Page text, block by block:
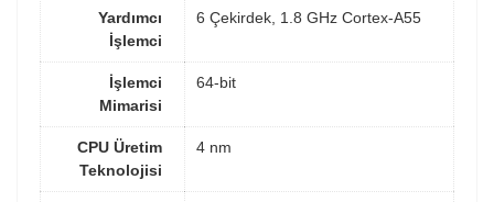
Yardımcı
İşlemci
6 Çekirdek, 1.8 GHz Cortex-A55
İşlemci
Mimarisi
64-bit
CPU Üretim
Teknolojisi
4 nm